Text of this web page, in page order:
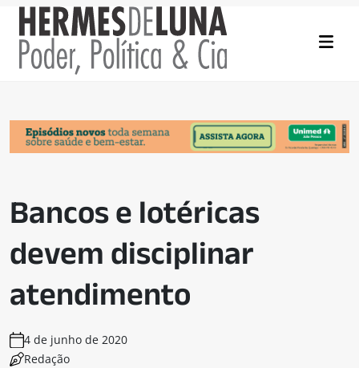
Bancos e lotéricas
devem disciplinar
atendimento
4 de junho de 2020
Redação